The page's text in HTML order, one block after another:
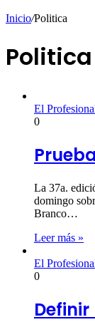
Inicio/Politica
Politica
El
0
La 37a.
domingo
Branco…
Leer más »
El
0